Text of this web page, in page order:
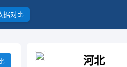
据对比
河北